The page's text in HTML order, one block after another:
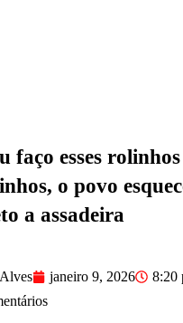
faço esses rolinhos
o povo
a assadeira
janeiro 9, 2026
8:20